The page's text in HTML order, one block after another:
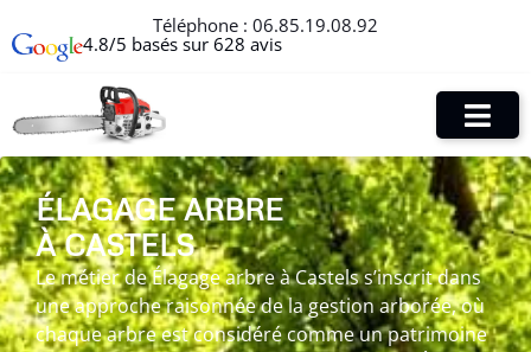
Téléphone : 06.85.19.08.92
4.8/5 basés sur 628 avis
ÉLAGAGE ARBRE
À CASTELS
Le métier de Élagage arbre à Castels s’inscrit dans
une approche raisonnée de la gestion arborée, où
chaque arbre est considéré comme un patrimoine